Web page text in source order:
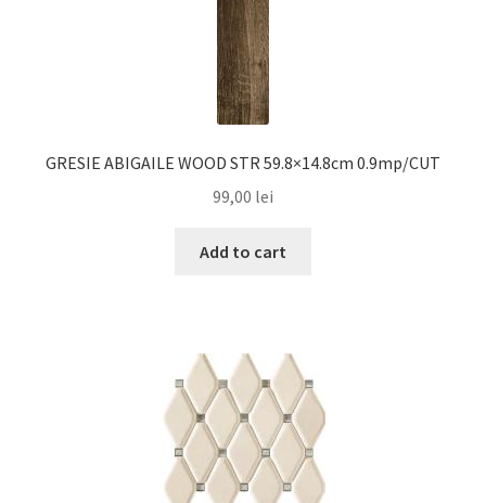
GRESIE ABIGAILE WOOD STR 59.8×14.8cm 0.9mp/CUT
99,00 lei
Add to cart